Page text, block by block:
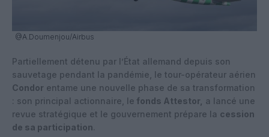
@A.Doumenjou/Airbus
Partiellement détenu par l’État allemand depuis son
sauvetage pendant la pandémie, le tour-opérateur aérien
Condor entame une nouvelle phase de sa transformation
: son principal actionnaire, le fonds Attestor, a lancé une
revue stratégique et le gouvernement prépare la cession
de sa participation.